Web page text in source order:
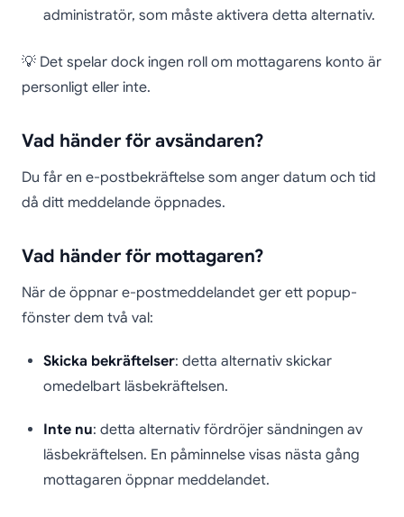
administratör, som måste aktivera detta alternativ.
💡 Det spelar dock ingen roll om mottagarens konto är
personligt eller inte.
Vad händer för avsändaren?
Du får en e-postbekräftelse som anger datum och tid
då ditt meddelande öppnades.
Vad händer för mottagaren?
När de öppnar e-postmeddelandet ger ett popup-
fönster dem två val:
Skicka bekräftelser: detta alternativ skickar
omedelbart läsbekräftelsen.
Inte nu: detta alternativ fördröjer sändningen av
läsbekräftelsen. En påminnelse visas nästa gång
mottagaren öppnar meddelandet.